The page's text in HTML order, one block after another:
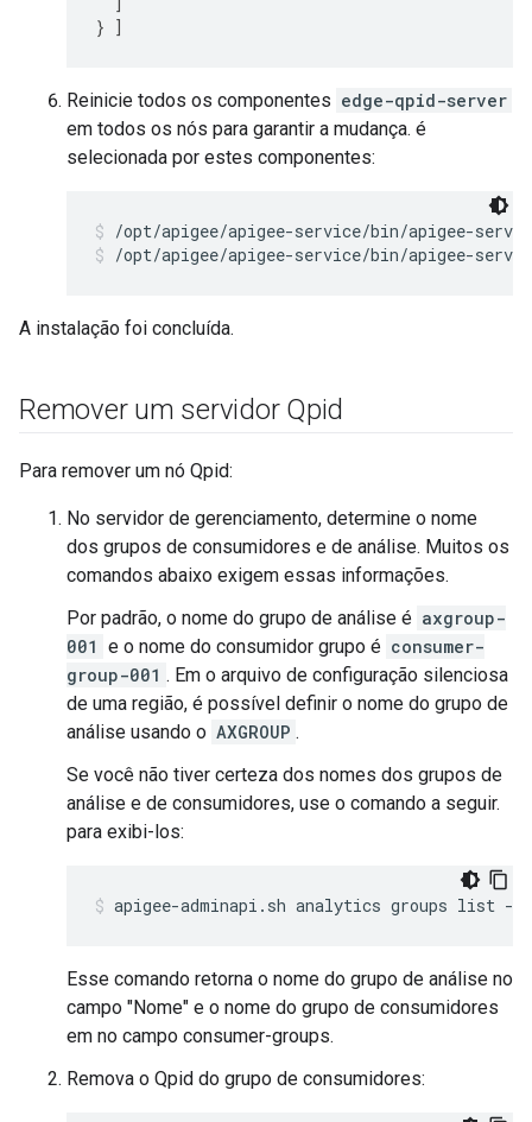
} ]
Reinicie todos os componentes edge-qpid-server
em todos os nós para garantir a mudança. é
selecionada por estes componentes:
/opt/apigee/apigee-service/bin/apigee-
/opt/apigee/apigee-service/bin/apigee-
A instalação foi concluída.
Remover um servidor Qpid
Para remover um nó Qpid:
No servidor de gerenciamento, determine o nome
dos grupos de consumidores e de análise. Muitos os
comandos abaixo exigem essas informações.
Por padrão, o nome do grupo de análise é axgroup-
001 e o nome do consumidor grupo é consumer-
group-001 . Em o arquivo de configuração silenciosa
de uma região, é possível definir o nome do grupo de
análise usando o AXGROUP .
Se você não tiver certeza dos nomes dos grupos de
análise e de consumidores, use o comando a seguir.
para exibi-los:
apigee-adminapi.sh analytics groups list --
Esse comando retorna o nome do grupo de análise no
campo "Nome" e o nome do grupo de consumidores
em no campo consumer-groups.
Remova o Qpid do grupo de consumidores: